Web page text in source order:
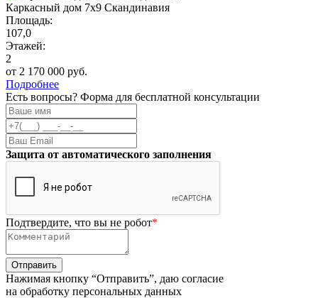
Каркасный дом 7х9 Скандинавия
Площадь:
107,0
Этажей:
2
от 2 170 000 руб.
Подробнее
Есть вопросы? Форма для бесплатной консультации
Защита от автоматического заполнения
Подтвердите, что вы не робот*
Нажимая кнопку “Отправить”, даю согласие
на обработку персональных данных